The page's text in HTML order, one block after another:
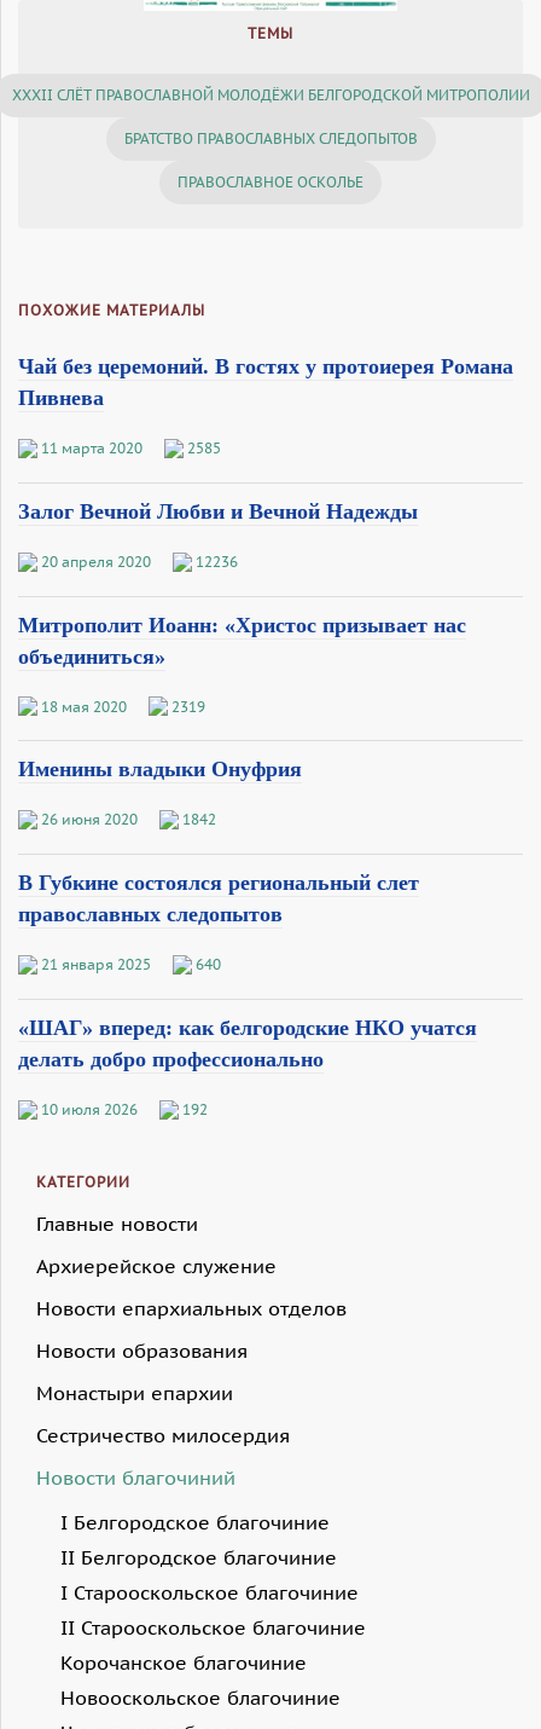
ТЕМЫ
XXXII СЛЁТ ПРАВОСЛАВНОЙ МОЛОДЁЖИ БЕЛГОРОДСКОЙ МИТРОПОЛИИ
БРАТСТВО ПРАВОСЛАВНЫХ СЛЕДОПЫТОВ
ПРАВОСЛАВНОЕ ОСКОЛЬЕ
ПОХОЖИЕ МАТЕРИАЛЫ
Чай без церемоний. В гостях у протоиерея Романа
Пивнева
11 марта 2020 2585
Залог Вечной Любви и Вечной Надежды
20 апреля 2020 12236
Митрополит Иоанн: «Христос призывает нас
объединиться»
18 мая 2020 2319
Именины владыки Онуфрия
26 июня 2020 1842
В Губкине состоялся региональный слет
православных следопытов
21 января 2025 640
«ШАГ» вперед: как белгородские НКО учатся
делать добро профессионально
10 июля 2026 192
КАТЕГОРИИ
Главные новости
Архиерейское служение
Новости епархиальных отделов
Новости образования
Монастыри епархии
Сестричество милосердия
Новости благочиний
I Белгородское благочиние
II Белгородское благочиние
I Старооскольское благочиние
II Старооскольское благочиние
Корочанское благочиние
Новооскольское благочиние